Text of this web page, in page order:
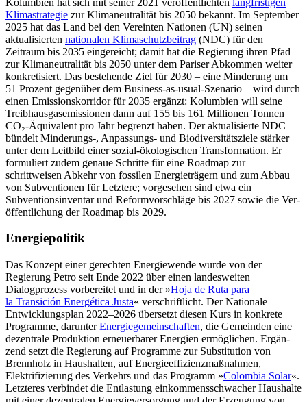
Klimastrategie zur Klimaneutralität bis 2050 bekannt. Im September
2025 hat das Land bei den Ver­einten Nationen (UN) seinen
aktualisierten nationalen Klimaschutzbeitrag (NDC) für den
Zeitraum bis 2035 eingereicht; damit hat die Regierung ihren Pfad
zur Klima­neutralität bis 2050 unter dem Pariser Ab­kommen weiter
konkretisiert. Das be­stehen­de Ziel für 2030 – eine Minderung um
51 Pro­zent gegenüber dem Business-as-usual-Sze­na­rio – wird durch
einen Emis­sions­korri­dor für 2035 ergänzt: Kolumbien will seine
Treibhausgasemissionen dann auf 155 bis 161 Millionen Tonnen
CO₂-Äqui­valent pro Jahr begrenzt haben. Der aktualisierte NDC
bündelt Minderungs-, Anpassungs- und Bio­diversitätsziele stärker
unter dem Leit­bild einer sozial-ökologischen Transformation. Er
formuliert zudem genaue Schritte für eine Roadmap zur
schrittweisen Abkehr von fossilen Energieträgern und zum Ab­bau
von Subventionen für Letztere; vor­gesehen sind etwa ein
Subventionsinventar und Reformvorschläge bis 2027 sowie die Ver­
öffentlichung der Roadmap bis 2029.
Energiepolitik
Das Konzept einer gerechten Energiewende wurde von der
Regierung Petro seit Ende 2022 über einen landesweiten
Dialogprozess vorbereitet und in der »Hoja de Ruta para
la Transición Energética Justa« verschriftlicht. Der Nationale
Entwicklungsplan 2022–2026 übersetzt diesen Kurs in kon­krete
Programme, darunterEnergiegemeinschaften, die Gemeinden eine
dezentrale Produktion erneuerbarer Energien ermög­lichen. Ergän­
zend setzt die Regierung auf Programme zur Substitution von
Brenn­holz in Haus­halten, auf Energieeffizienzmaßnahmen,
Elektrifizierung des Verkehrs und das Pro­gramm »Colombia Solar«.
Letzteres verbin­det die Entlastung einkommensschwacher Haushalte